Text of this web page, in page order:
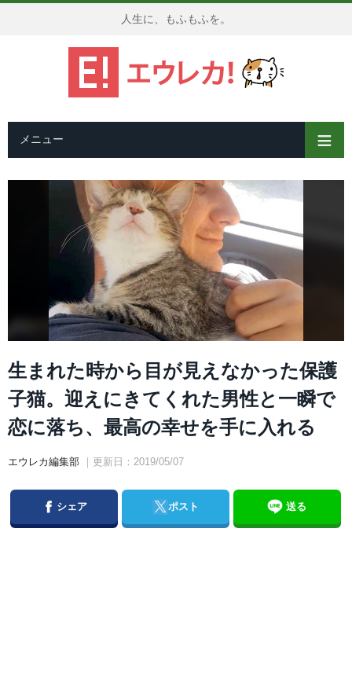
人生に、もふもふを。
メニュー
生まれた時から目が見えなかった保護
子猫。迎えにきてくれた男性と一瞬で
恋に落ち、最高の幸せを手に入れる
エウレカ編集部 ｜更新日：2019/05/07
Facebook
シェア Twitterポスト 送る